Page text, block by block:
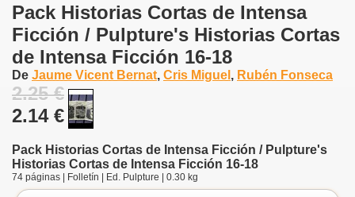
Pack Historias Cortas de Intensa
Ficción / Pulpture's Historias Cortas
de Intensa Ficción 16-18
De Jaume Vicent Bernat, Cris Miguel , Rubén Fonseca
2.25 €
2.14 €
Pack Historias Cortas de Intensa Ficción / Pulpture's
Historias Cortas de Intensa Ficción 16-18
74 páginas | Folletín | Ed. Pulpture | 0.30 kg